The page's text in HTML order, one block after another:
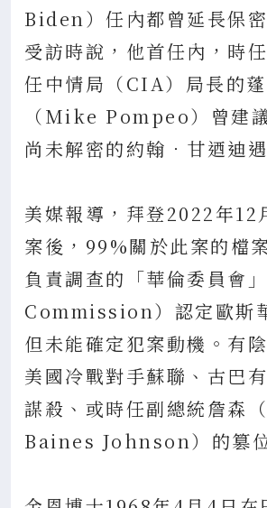
Biden）任內都曾延長保
受訪時說，他首任內，時
任中情局（CIA）局長的
（Mike Pompeo）曾建
尚未解密的約翰．甘迺迪
美媒報導，拜登2022年12
案後，99%關於此案的檔
負責調查的「華倫委員會
Commission）認定歐斯
但未能確定犯案動機。有
美國冷戰對手蘇聯、古巴
謀殺、或時任副總統詹森
Baines Johnson）的篡